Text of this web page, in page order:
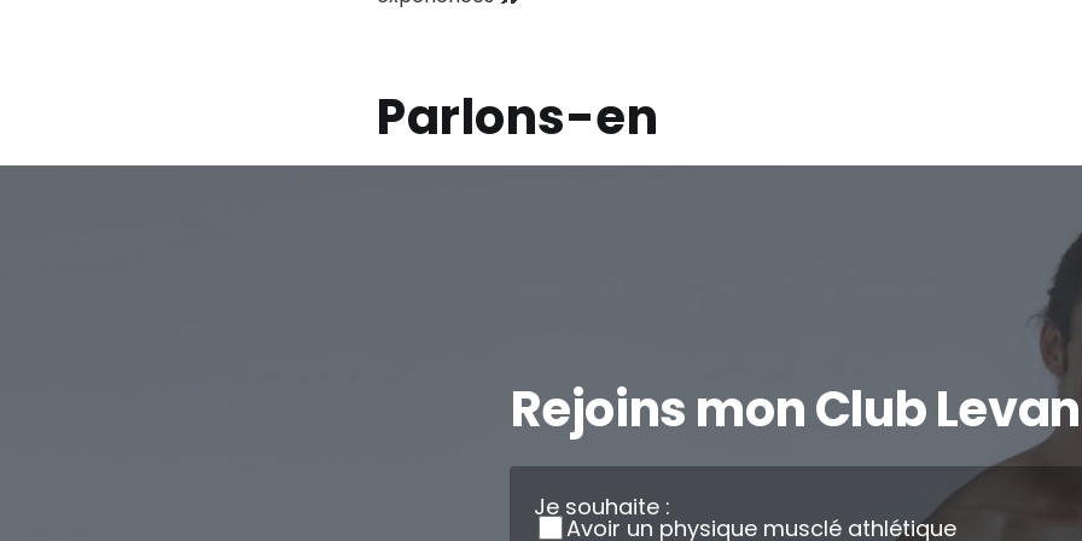
Parlons-en
Rejoins mon Club
Je souhaite :
Avoir un physique musclé athlétique